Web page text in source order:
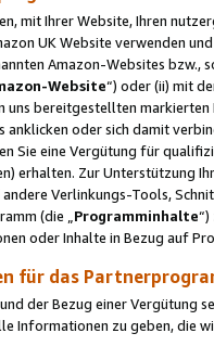
mit Ihrer Website, Ihren
UK Website verwenden
Amazon-Websites bzw.,
Website“) oder (ii) mit
uns bereitgestellten markierten
anklicken oder sich damit
Sie eine Vergütung für
erhalten. Zur Unterstützung
Verlinkungs-Tools,
(die „ Programminhalte
oder Inhalte in Bezug auf
für das
der Bezug einer Vergütung
Informationen zu geben, die